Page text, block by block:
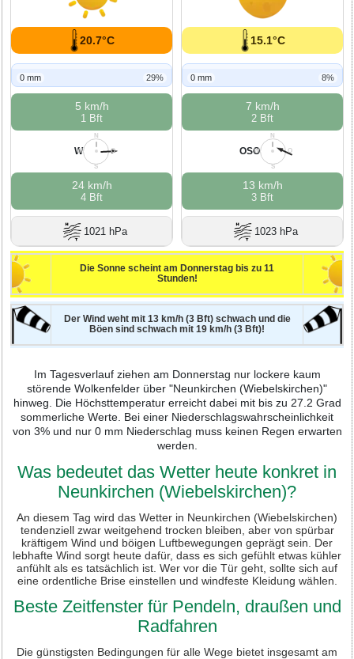
20.7°C
0 mm 29%
5 km/h
1 Bft
N
O
S
W
W
24 km/h
4 Bft
1021 hPa
15.1°C
0 mm 8%
7 km/h
2 Bft
N
O
S
W
OSO
13 km/h
3 Bft
1023 hPa
Die Sonne scheint am Donnerstag bis zu 11
Stunden!
Der Wind weht mit 13 km/h (3 Bft) schwach und die
Böen sind schwach mit 19 km/h (3 Bft)!
Im Tagesverlauf ziehen am Donnerstag nur lockere kaum
störende Wolkenfelder über "Neunkirchen (Wiebelskirchen)"
hinweg. Die Höchsttemperatur erreicht dabei mit bis zu 27.2 Grad
sommerliche Werte. Bei einer Niederschlagswahrscheinlichkeit
von 3% und nur 0 mm Niederschlag muss keinen Regen erwarten
werden.
Was bedeutet das Wetter heute konkret in
Neunkirchen (Wiebelskirchen)?
An diesem Tag wird das Wetter in Neunkirchen (Wiebelskirchen)
tendenziell zwar weitgehend trocken bleiben, aber von spürbar
kräftigem Wind und böigen Luftbewegungen geprägt sein. Der
lebhafte Wind sorgt heute dafür, dass es sich gefühlt etwas kühler
anfühlt als es tatsächlich ist. Wer vor die Tür geht, sollte sich auf
eine ordentliche Brise einstellen und windfeste Kleidung wählen.
Beste Zeitfenster für Pendeln, draußen und
Radfahren
Die günstigsten Bedingungen für alle Wege bietet insgesamt am